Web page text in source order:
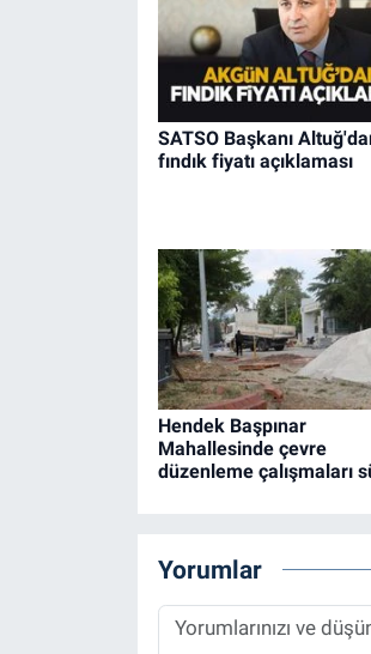
SATSO Başkanı
fındık fiyatı açıklaması
Hendek Başpınar
Mahallesinde çevre
düzenleme çalışmaları
Yorumlar